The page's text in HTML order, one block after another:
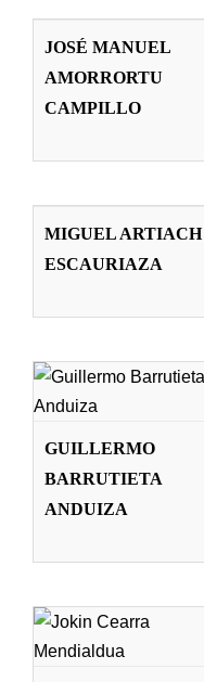
CAMPILLO
Profesorado
JOSÉ MANUEL
AMORRORTU
CAMPILLO
ESCAURIAZA
MIGUEL ARTIACH
ESCAURIAZA
ANDUIZA
Profesorado
GUILLERMO
BARRUTIETA
ANDUIZA
JOKIN CEARRA
MENDIALDUA
Profesorado